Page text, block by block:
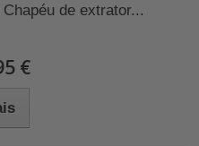
de extrator...
€